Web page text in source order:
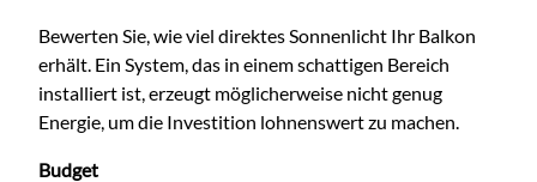
Bewerten Sie, wie viel direktes Sonnenlicht Ihr Balkon
erhält. Ein System, das in einem schattigen Bereich
installiert ist, erzeugt möglicherweise nicht genug
Energie, um die Investition lohnenswert zu machen.
Budget